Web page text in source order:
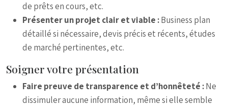
de prêts en cours, etc.
Présenter un projet clair et viable :Business plan
détaillé si nécessaire, devis précis et récents, études
de marché pertinentes, etc.
Soigner votre présentation
Faire preuve de transparence et d’honnêteté :Ne
dissimuler aucune information, même si elle semble